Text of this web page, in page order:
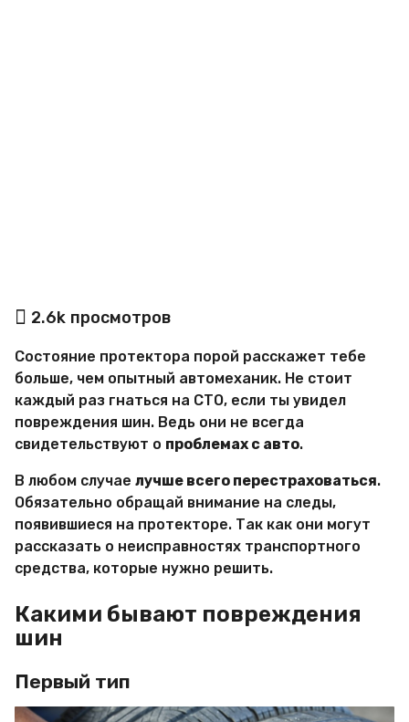
а
в
о
р
М
и
р
Х
т
р
с
т
е
2.6k просмотров
Состояние протектора порой расскажет тебе
больше, чем опытный автомеханик. Не стоит
каждый раз гнаться на СТО, если ты увидел
повреждения шин. Ведь они не всегда
свидетельствуют о проблемах с авто.
В любом случае лучше всего перестраховаться.
Обязательно обращай внимание на следы,
появившиеся на протекторе. Так как они могут
рассказать о неисправностях транспортного
средства, которые нужно решить.
Какими бывают повреждения
шин
Первый тип